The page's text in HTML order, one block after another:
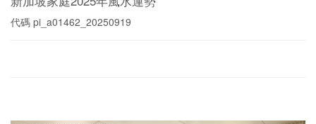
代碼 pi_a01462_20250919